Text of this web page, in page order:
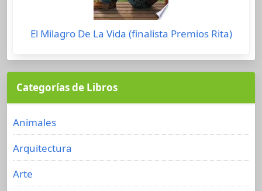
El Milagro De La Vida (finalista Premios Rita)
Categorías de Libros
Animales
Arquitectura
Arte